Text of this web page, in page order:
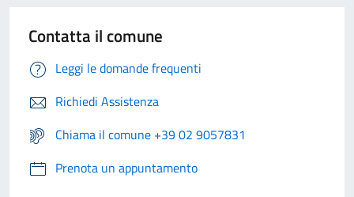
Contatta il comune
Leggi le domande frequenti
Richiedi Assistenza
Chiama il comune +39 02 9057831
Prenota un appuntamento